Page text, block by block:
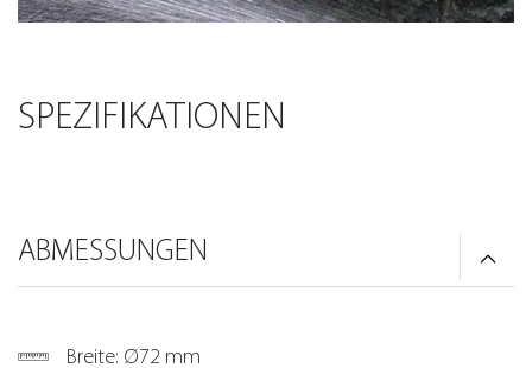
SPEZIFIKATIONEN
ABMESSUNGEN
Breite: Ø72 mm